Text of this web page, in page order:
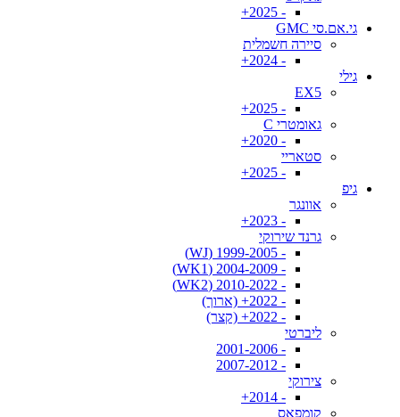
- 2025+
גי.אם.סי GMC
סיירה חשמלית
- 2024+
גילי
EX5
- 2025+
גאומטרי C
- 2020+
סטאריי
- 2025+
גיפ
אוונגר
- 2023+
גרנד שירוקי
- 1999-2005 (WJ)
- 2004-2009 (WK1)
- 2010-2022 (WK2)
- 2022+ (ארוך)
- 2022+ (קצר)
ליברטי
- 2001-2006
- 2007-2012
צירוקי
- 2014+
קומפאס